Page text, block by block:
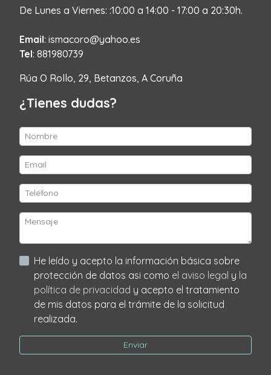
De Lunes a Viernes: :10:00 a 14:00 - 17:00 a 20:30h.
Email: ismacoro@yahoo.es
Tel: 881980739
Rúa O Rollo, 29, Betanzos, A Coruña
¿Tienes dudas?
He leído y acepto la información básica sobre
protección de datos asi como el aviso legal y la
política de privacidad y acepto el tratamiento
de mis datos para el trámite de la solicitud
realizada.
Enviar